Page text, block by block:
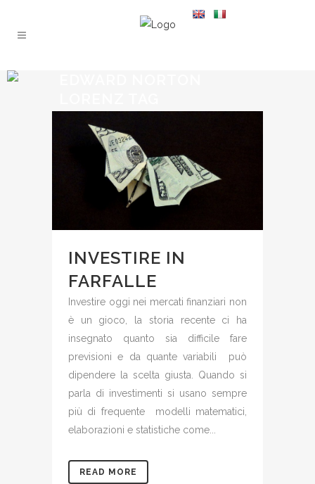
INVESTIRE IN
FARFALLE
Investire oggi nei mercati finanziari non
è un gioco, la storia recente ci ha
insegnato quanto sia difficile fare
previsioni e da quante variabili può
dipendere la scelta giusta. Quando si
parla di investimenti si usano sempre
più di frequente modelli matematici,
elaborazioni e statistiche come...
READ MORE